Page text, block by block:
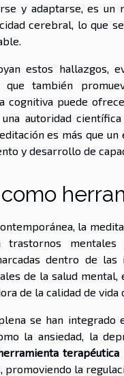
y adaptarse, es un
cerebral, lo que
estos hallazgos,
que también
cognitiva puede
autoridad
es más que
y desarrollo de
la
trastornos
dentro de
de la salud
de la calidad de vida
se han integrado
la ansiedad, la
terapéutica
la